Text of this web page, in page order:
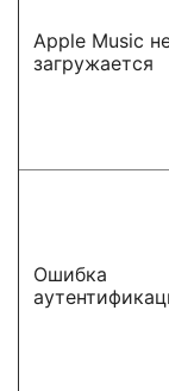
Apple Music
загружается
Ошибка